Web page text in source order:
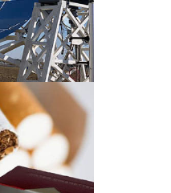
fatores
dos